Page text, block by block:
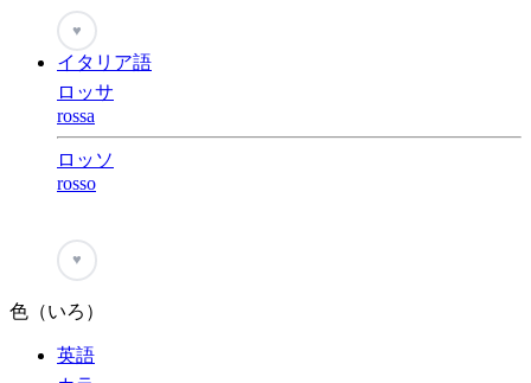
♥
イタリア語
ロッサ
rossa
ロッソ
rosso
♥
色（いろ）
英語